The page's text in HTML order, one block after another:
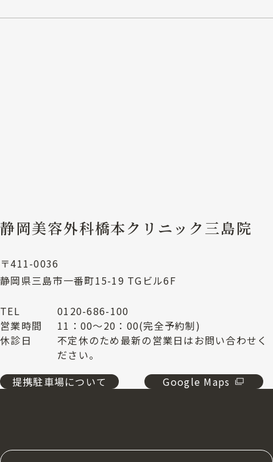
静岡美容外科橋本クリニック三島院
〒411-0036
静岡県三島市一番町15-19 TGビル6F
TEL
0120-686-100
営業時間
11：00～20：00(完全予約制)
休診日
不定休のため最新の営業日はお問い合わせく
ださい。
提携駐車場について
Google Maps